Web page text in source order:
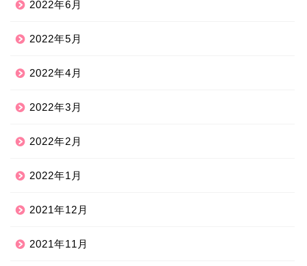
2022年6月
2022年5月
2022年4月
2022年3月
2022年2月
2022年1月
2021年12月
2021年11月